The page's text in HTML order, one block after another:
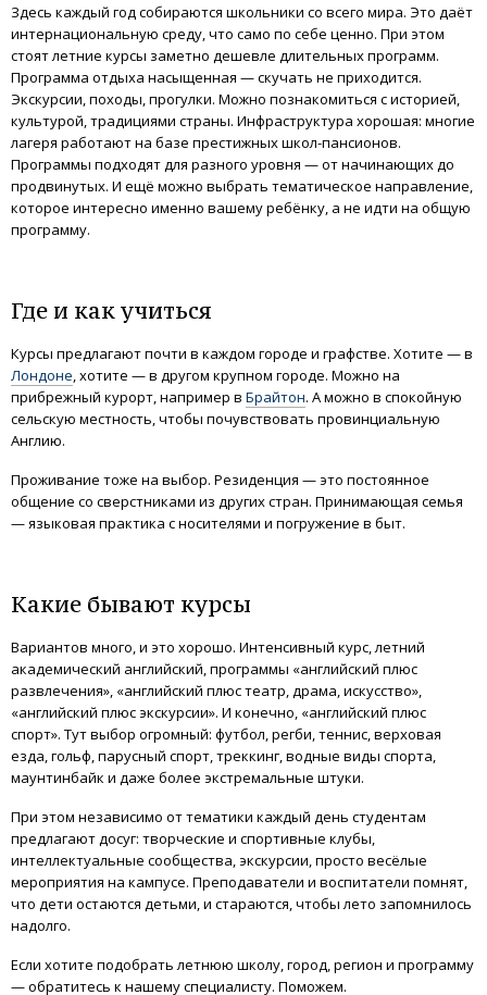
Здесь каждый год собираются школьники со всего мира. Это даёт
интернациональную среду, что само по себе ценно. При этом
стоят летние курсы заметно дешевле длительных программ.
Программа отдыха насыщенная — скучать не приходится.
Экскурсии, походы, прогулки. Можно познакомиться с историей,
культурой, традициями страны. Инфраструктура хорошая: многие
лагеря работают на базе престижных школ-пансионов.
Программы подходят для разного уровня — от начинающих до
продвинутых. И ещё можно выбрать тематическое направление,
которое интересно именно вашему ребёнку, а не идти на общую
программу.
Где и как учиться
Курсы предлагают почти в каждом городе и графстве. Хотите — в
Лондоне, хотите — в другом крупном городе. Можно на
прибрежный курорт, например в Брайтон. А можно в спокойную
сельскую местность, чтобы почувствовать провинциальную
Англию.
Проживание тоже на выбор. Резиденция — это постоянное
общение со сверстниками из других стран. Принимающая семья
— языковая практика с носителями и погружение в быт.
Какие бывают курсы
Вариантов много, и это хорошо. Интенсивный курс, летний
академический английский, программы «английский плюс
развлечения», «английский плюс театр, драма, искусство»,
«английский плюс экскурсии». И конечно, «английский плюс
спорт». Тут выбор огромный: футбол, регби, теннис, верховая
езда, гольф, парусный спорт, треккинг, водные виды спорта,
маунтинбайк и даже более экстремальные штуки.
При этом независимо от тематики каждый день студентам
предлагают досуг: творческие и спортивные клубы,
интеллектуальные сообщества, экскурсии, просто весёлые
мероприятия на кампусе. Преподаватели и воспитатели помнят,
что дети остаются детьми, и стараются, чтобы лето запомнилось
надолго.
Если хотите подобрать летнюю школу, город, регион и программу
— обратитесь к нашему специалисту. Поможем.